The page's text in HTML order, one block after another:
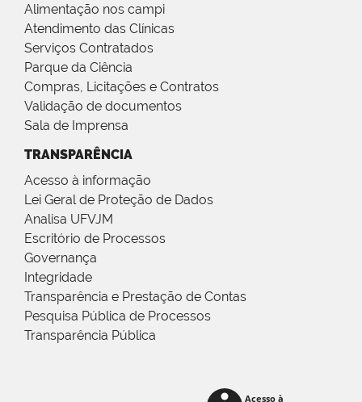
Alimentação nos campi
Atendimento das Clínicas
Serviços Contratados
Parque da Ciência
Compras, Licitações e Contratos
Validação de documentos
Sala de Imprensa
TRANSPARÊNCIA
Acesso à informação
Lei Geral de Proteção de Dados
Analisa UFVJM
Escritório de Processos
Governança
Integridade
Transparência e Prestação de Contas
Pesquisa Pública de Processos
Transparência Pública